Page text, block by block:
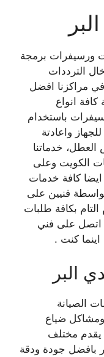
ورسيفرات برمجة
الترددات
مراكزنا افضل
انواع
باستخدام
واعادتة
العطل، خدماتنا
الكويت وعلى
ايضا كافة خدمات
فنيين على
التام بكافة طلبات
اتصل على فني
البر
الصيانة
ومشاكل ضياع
يقدم مختلف
بافضل جودة ودقة